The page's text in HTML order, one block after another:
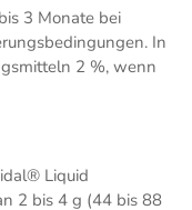
3 Monate bei
In
2 %, wenn
Liquid
2 bis 4 g (44 bis 88